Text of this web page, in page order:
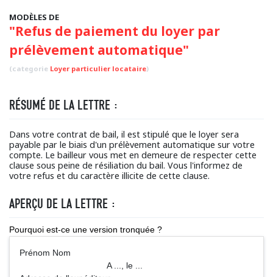
MODÈLES DE
"Refus de paiement du loyer par
prélèvement automatique"
(categorie Loyer particulier locataire)
RÉSUMÉ DE LA LETTRE :
Dans votre contrat de bail, il est stipulé que le loyer sera
payable par le biais d'un prélèvement automatique sur votre
compte. Le bailleur vous met en demeure de respecter cette
clause sous peine de résiliation du bail. Vous l'informez de
votre refus et du caractère illicite de cette clause.
APERÇU DE LA LETTRE :
Pourquoi est-ce une version tronquée ?
Prénom Nom
A ..., le ...